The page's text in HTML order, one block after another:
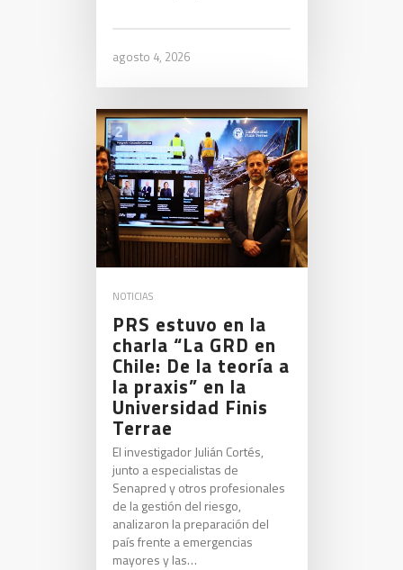
agosto 4, 2026
NOTICIAS
PRS estuvo en la
charla “La GRD en
Chile: De la teoría a
la praxis” en la
Universidad Finis
Terrae
El investigador Julián Cortés,
junto a especialistas de
Senapred y otros profesionales
de la gestión del riesgo,
analizaron la preparación del
país frente a emergencias
mayores y las…